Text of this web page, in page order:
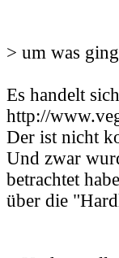
> um was
Es handelt
http://
Der ist nicht
Und zwar
betrachtet
über die